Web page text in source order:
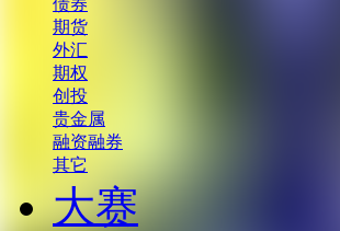
债券
期货
外汇
期权
创投
贵金属
融资融券
其它
大赛